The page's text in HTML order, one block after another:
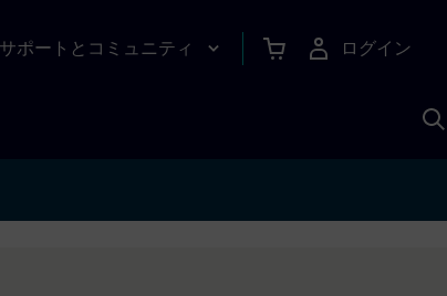
サポートとコミュニティ ログイン